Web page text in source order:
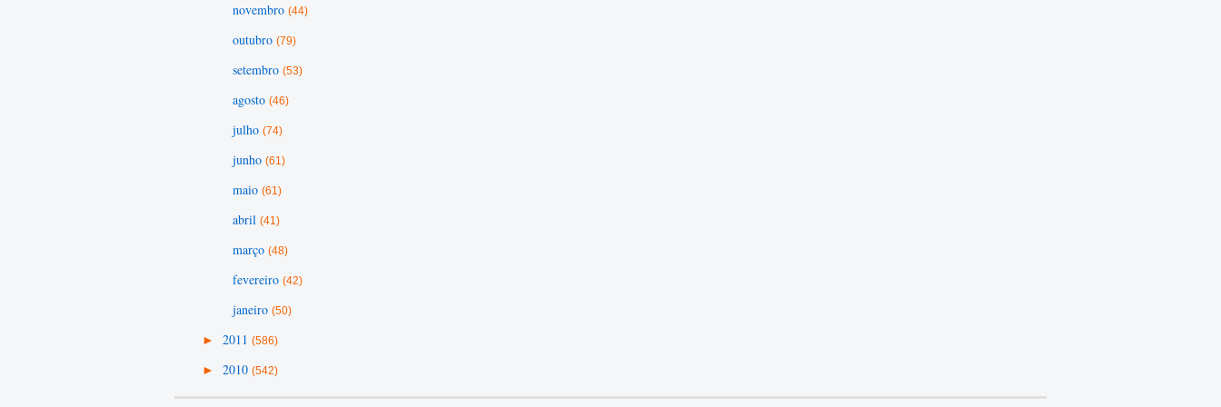
novembro (44)
outubro (79)
setembro (53)
agosto (46)
julho (74)
junho (61)
maio (61)
abril (41)
março (48)
fevereiro (42)
janeiro (50)
► 2011 (586)
► 2010 (542)